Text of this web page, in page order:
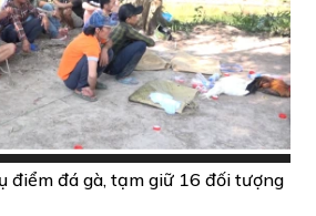
điểm đá gà, tạm giữ 16 đối tượng